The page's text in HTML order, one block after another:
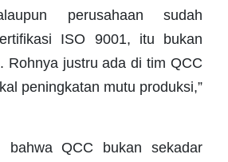
perusahaan sudah
ISO 9001, itu bukan
Rohnya justru ada di tim QCC
peningkatan mutu produksi,”
bahwa QCC bukan sekadar